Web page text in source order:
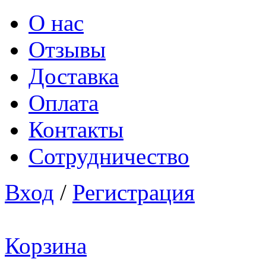
О нас
Отзывы
Доставка
Оплата
Контакты
Сотрудничество
Вход / Регистрация
Корзина